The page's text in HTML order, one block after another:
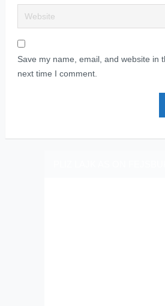
Save my name, email, and website in
next time I comment.